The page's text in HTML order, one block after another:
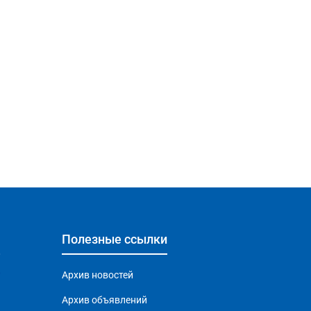
Полезные ссылки
Архив новостей
Архив объявлений